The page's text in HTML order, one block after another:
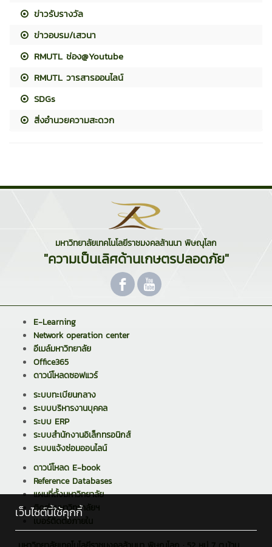
ข่าวรับรางวัล
ข่าวอบรม/เสวนา
RMUTL ช่อง@Youtube
RMUTL วารสารออนไลน์
SDGs
สิ่งอำนวยความสะดวก
มหาวิทยาลัยเทคโนโลยีราชมงคลล้านนา พิษณุโลก
"ความเป็นเลิศด้านเกษตรปลอดภัย"
E-Learning
Network operation center
อีเมล์มหาวิทยาลัย
Office365
ดาวน์โหลดซอฟแวร์
ระบบทะเบียนกลาง
ระบบบริหารงานบุคคล
ระบบ ERP
ระบบสำนักงานอิเล็กทรอนิกส์
ระบบแจ้งซ่อมออนไลน์
ดาวน์โหลด E-book
Reference Databases
แผนที่ตั้งมหาวิทยาลัย
ติดต่อมหาวิทยาลัยฯ
เบอร์ติดต่อภายใน
เว็บไซต์นี้ใช้คุกกี้